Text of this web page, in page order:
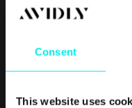
Consent
This website uses
Les hele